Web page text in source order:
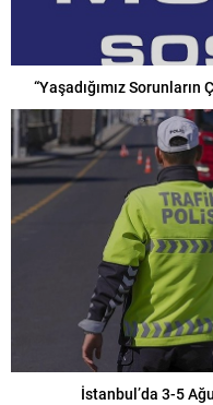
“Yaşadığımız
İstanbul’da 3-5